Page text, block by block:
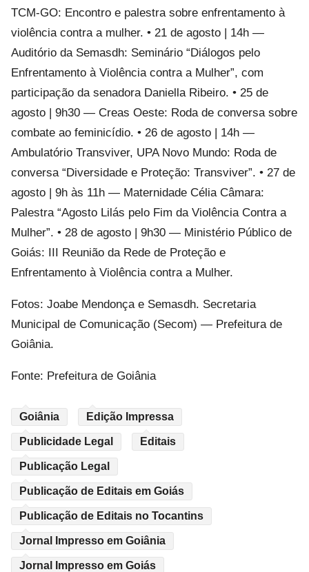
TCM-GO: Encontro e palestra sobre enfrentamento à
violência contra a mulher. • 21 de agosto | 14h —
Auditório da Semasdh: Seminário “Diálogos pelo
Enfrentamento à Violência contra a Mulher”, com
participação da senadora Daniella Ribeiro. • 25 de
agosto | 9h30 — Creas Oeste: Roda de conversa sobre
combate ao feminicídio. • 26 de agosto | 14h —
Ambulatório Transviver, UPA Novo Mundo: Roda de
conversa “Diversidade e Proteção: Transviver”. • 27 de
agosto | 9h às 11h — Maternidade Célia Câmara:
Palestra “Agosto Lilás pelo Fim da Violência Contra a
Mulher”. • 28 de agosto | 9h30 — Ministério Público de
Goiás: III Reunião da Rede de Proteção e
Enfrentamento à Violência contra a Mulher.
Fotos: Joabe Mendonça e Semasdh. Secretaria
Municipal de Comunicação (Secom) — Prefeitura de
Goiânia.
Fonte: Prefeitura de Goiânia
Goiânia Edição Impressa
Publicidade Legal Editais
Publicação Legal
Publicação de Editais em Goiás
Publicação de Editais no Tocantins
Jornal Impresso em Goiânia
Jornal Impresso em Goiás